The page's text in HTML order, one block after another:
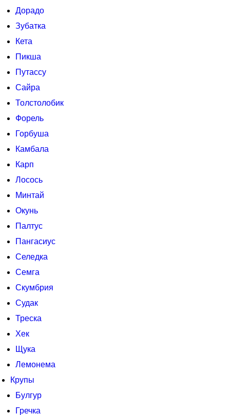
Дорадо
Зубатка
Кета
Пикша
Путассу
Сайра
Толстолобик
Форель
Горбуша
Камбала
Карп
Лосось
Минтай
Окунь
Палтус
Пангасиус
Селедка
Семга
Скумбрия
Судак
Треска
Хек
Щука
Лемонема
Крупы
Булгур
Гречка